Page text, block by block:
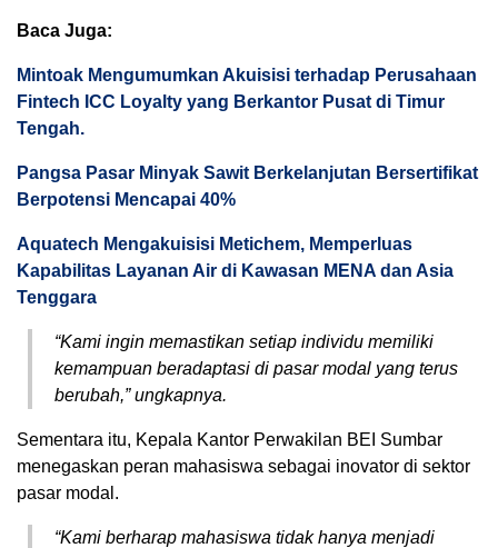
Baca Juga:
Mintoak Mengumumkan Akuisisi terhadap Perusahaan
Fintech ICC Loyalty yang Berkantor Pusat di Timur
Tengah.
Pangsa Pasar Minyak Sawit Berkelanjutan Bersertifikat
Berpotensi Mencapai 40%
Aquatech Mengakuisisi Metichem, Memperluas
Kapabilitas Layanan Air di Kawasan MENA dan Asia
Tenggara
“Kami ingin memastikan setiap individu memiliki
kemampuan beradaptasi di pasar modal yang terus
berubah,” ungkapnya.
Sementara itu, Kepala Kantor Perwakilan BEI Sumbar
menegaskan peran mahasiswa sebagai inovator di sektor
pasar modal.
“Kami berharap mahasiswa tidak hanya menjadi